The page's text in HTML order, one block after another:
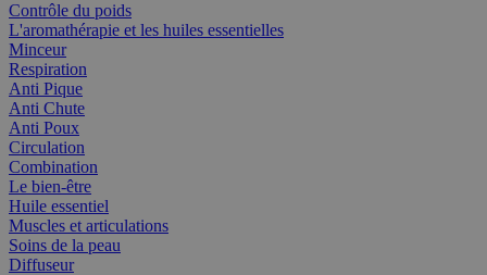
Contrôle du poids
L'aromathérapie et les huiles essentielles
Minceur
Respiration
Anti Pique
Anti Chute
Anti Poux
Circulation
Combination
Le bien-être
Huile essentiel
Muscles et articulations
Soins de la peau
Diffuseur